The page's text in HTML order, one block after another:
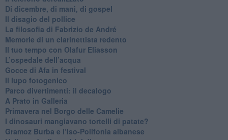
​Di dicembre, di mani, di gospel
​Il disagio del pollice
​La filosofia di Fabrizio de André
Memorie di un clarinettista redento
​Il tuo tempo con Olafur Eliasson
​L’ospedale dell’acqua
​Gocce di Afa in festival
​Il lupo fotogenico
​Parco divertimenti: il decalogo
​A Prato in Galleria
​Primavera nel Borgo delle Camelie
I dinosauri mangiavano tortelli di patate?
​Gramoz Burba e l’Iso-Polifonia albanese